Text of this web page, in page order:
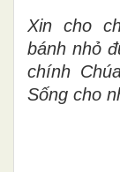
Xin cho
bánh nhỏ
chính
Sống cho